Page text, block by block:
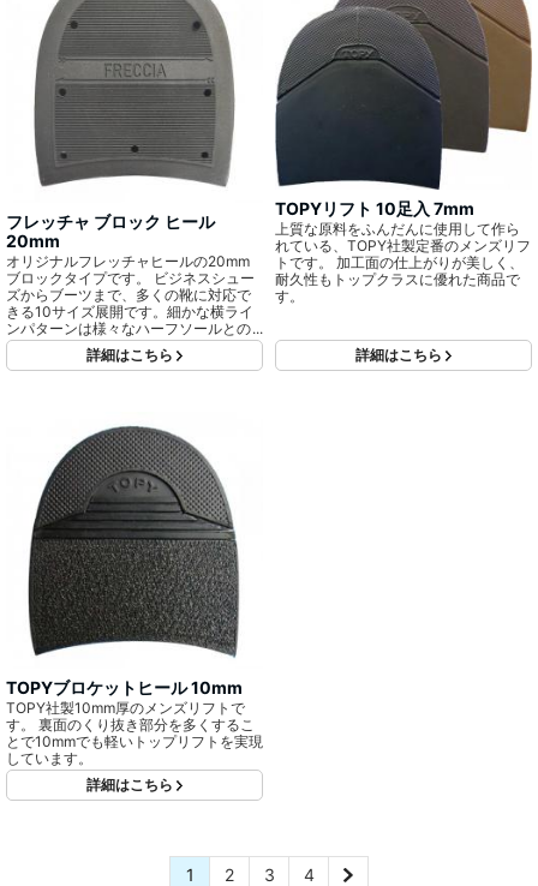
フレッチャ ブロック ヒール
20mm
オリジナルフレッチャヒールの20mm
ブロックタイプです。 ビジネスシュー
ズからブーツまで、多くの靴に対応で
きる10サイズ展開です。細かな横ライ
ンパターンは様々なハーフソールとの
相性も良く、つや消しタイプで落ち着
いた雰囲気です。詳細はこちら
TOPYリフト 10足入 7mm
上質な原料をふんだんに使用して作ら
れている、TOPY社製定番のメンズリフ
トです。 加工面の仕上がりが美しく、
耐久性もトップクラスに優れた商品で
す。
詳細はこちら
TOPYブロケットヒール 10mm
TOPY社製10mm厚のメンズリフトで
す。 裏面のくり抜き部分を多くするこ
とで10mmでも軽いトップリフトを実現
しています。
詳細はこちら
1 2 3 4